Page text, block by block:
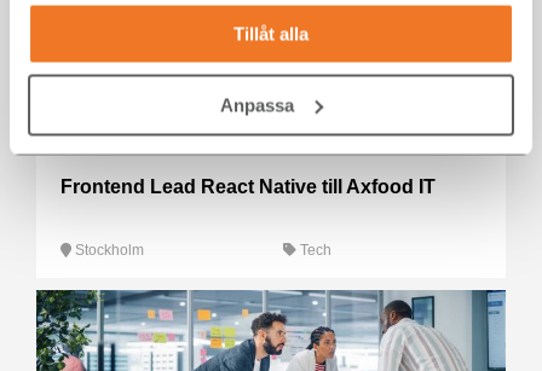
Tillåt alla
Anpassa
Frontend Lead React Native till Axfood IT
Stockholm Tech